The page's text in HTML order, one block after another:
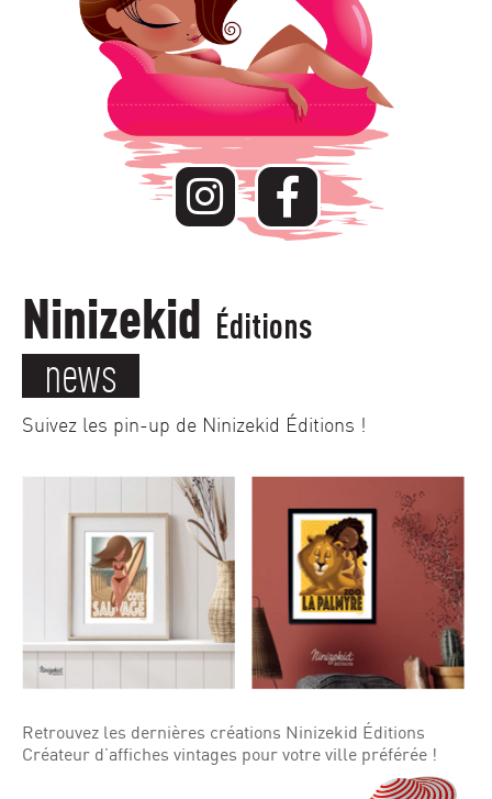
Ninizekid Éditions
news
Suivez les pin-up de Ninizekid Éditions !
Retrouvez les dernières créations Ninizekid Éditions
Créateur d’affiches vintages pour votre ville préférée !